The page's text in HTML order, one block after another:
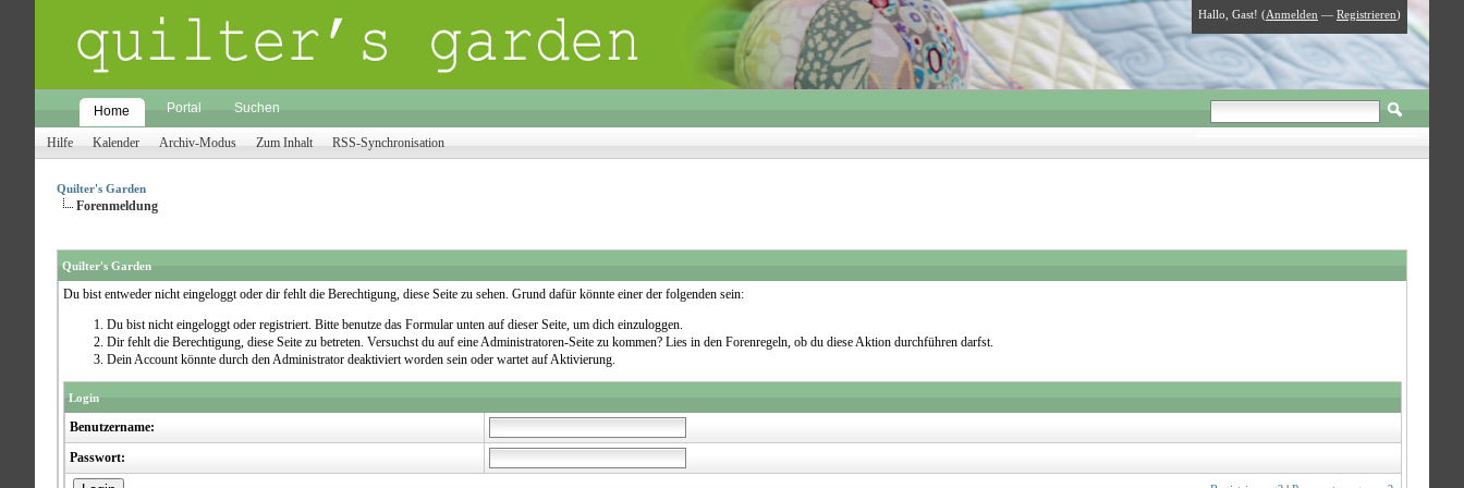
Hallo, Gast! (Anmelden — Registrieren)
Home Portal Suchen
Hilfe Kalender Archiv-Modus Zum Inhalt RSS-Synchronisation
Quilter's Garden
Forenmeldung
Quilter's Garden
Du bist entweder nicht eingeloggt oder dir fehlt die Berechtigung, diese Seite zu sehen. Grund dafür könnte einer der folgenden sein:
Du bist nicht eingeloggt oder registriert. Bitte benutze das Formular unten auf dieser Seite, um dich einzuloggen.
Dir fehlt die Berechtigung, diese Seite zu betreten. Versuchst du auf eine Administratoren-Seite zu kommen? Lies in den Forenregeln, ob du diese Aktion durchführen darfst.
Dein Account könnte durch den Administrator deaktiviert worden sein oder wartet auf Aktivierung.
Login
Benutzername:
Passwort: